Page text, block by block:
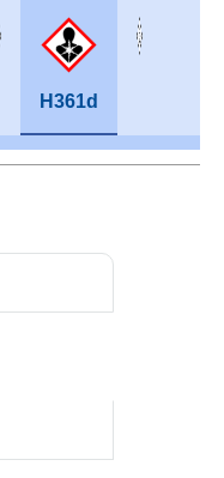
H361d